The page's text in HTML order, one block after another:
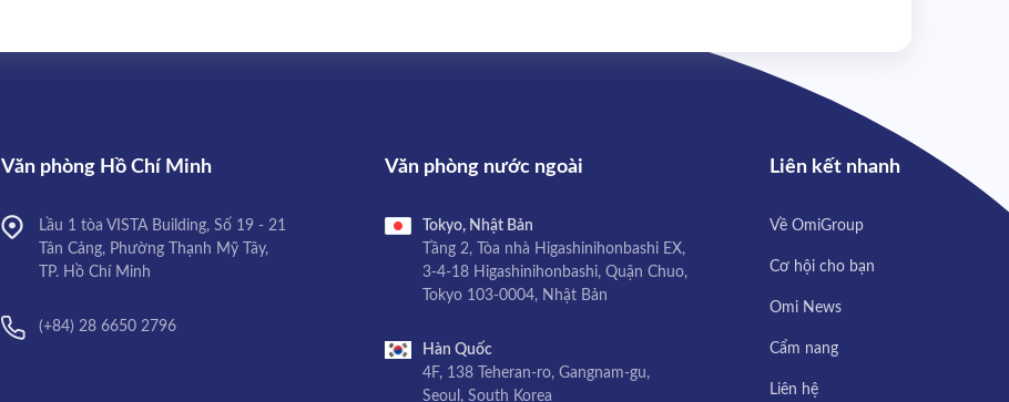
Văn phòng Hồ Chí Minh
Lầu 1 tòa VISTA Building, Số 19 - 21
Tân Cảng, Phường Thạnh Mỹ Tây,
TP. Hồ Chí Minh
(+84) 28 6650 2796
Văn phòng nước ngoài
Tokyo, Nhật Bản
Tầng 2, Tòa nhà Higashinihonbashi EX,
3-4-18 Higashinihonbashi, Quận Chuo,
Tokyo 103-0004, Nhật Bản
Hàn Quốc
4F, 138 Teheran-ro, Gangnam-gu,
Seoul, South Korea
Liên kết nhanh
Về OmiGroup
Cơ hội cho bạn
Omi News
Cẩm nang
Liên hệ